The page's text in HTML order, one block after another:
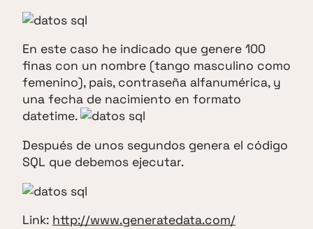
En este caso he indicado que genere 100
finas con un nombre (tango masculino como
femenino), pais, contraseña alfanumérica, y
una fecha de nacimiento en formato
datetime.
Después de unos segundos genera el código
SQL que debemos ejecutar.
Link: http://www.generatedata.com/